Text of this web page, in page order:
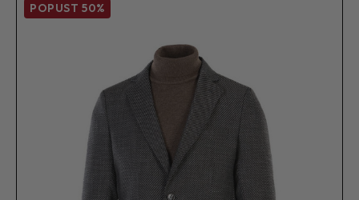
POPUST50%